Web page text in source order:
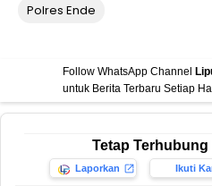
Polres Ende
Follow WhatsApp Channel
untuk Berita Terbaru Setiap
Tetap
Laporkan Ikuti